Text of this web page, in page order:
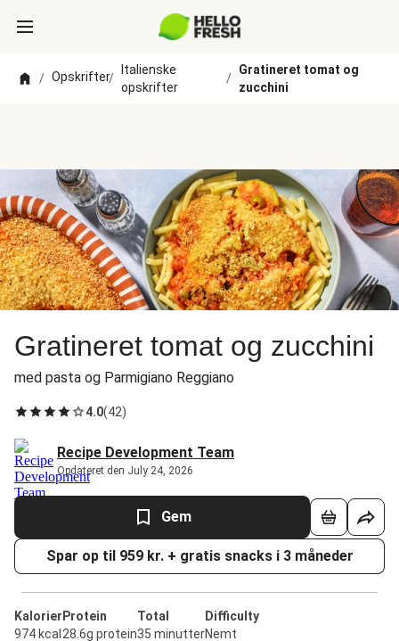
/ Opskrifter/
Italienske
opskrifter
/
Gratineret tomat og
zucchini
Gratineret tomat og zucchini
med pasta og Parmigiano Reggiano
4.0(42)
Recipe Development Team
Opdateret den July 24, 2026
Gem
Spar op til 959 kr. + gratis snacks i 3 måneder
Kalorier
974 kcal
Protein
28.6g protein
Total
35 minutter
Difficulty
Nemt